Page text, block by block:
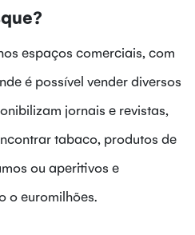
espaços comerciais, com
é possível vender diversos
jornais e revistas,
tabaco, produtos de
ou aperitivos e
o euromilhões.